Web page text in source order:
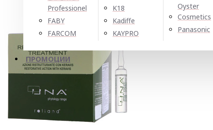
Professionel
FABY
FARCOM
K18
Kadiffe
KAYPRO
Oyster
Cosmetics
Panasonic
ПРОМОЦИИ